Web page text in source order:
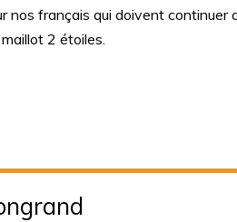
nos français qui doivent continuer
2 étoiles.